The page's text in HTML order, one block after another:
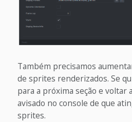
Também precisamos
de sprites renderizados. Se
para a próxima seção e voltar
avisado no console de que
sprites.